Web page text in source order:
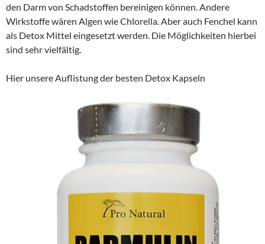
den Darm von Schadstoffen bereinigen können. Andere
Wirkstoffe wären Algen wie Chlorella. Aber auch Fenchel kann
als Detox Mittel eingesetzt werden. Die Möglichkeiten hierbei
sind sehr vielfältig.
Hier unsere Auflistung der besten Detox Kapseln